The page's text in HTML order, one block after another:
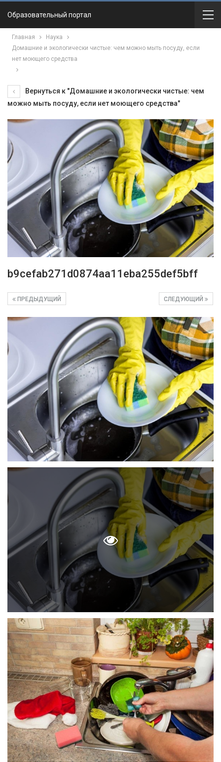
Образовательный портал
Главная
Наука
Домашние и экологически чистые: чем можно мыть посуду, если
нет моющего средства
Вернуться к "Домашние и экологически чистые: чем
можно мыть посуду, если нет моющего средства"
b9cefab271d0874aa11eba255def5bff
СЛЕДУЮЩИЙ
ПРЕДЫДУЩИЙ